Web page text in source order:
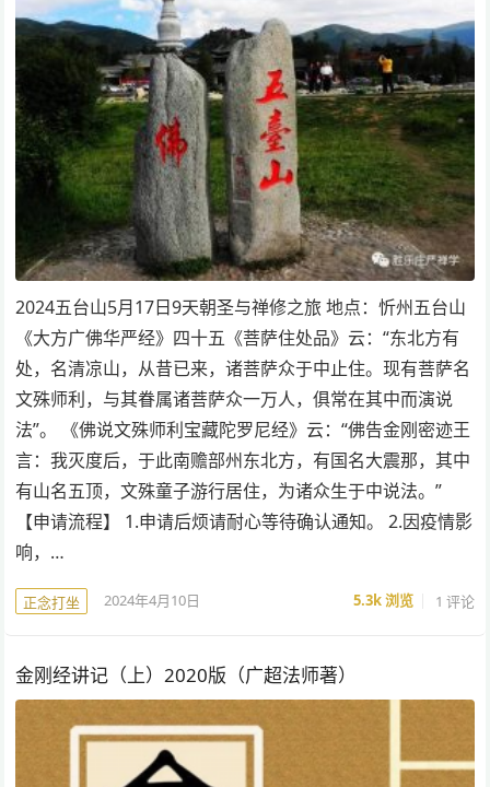
2024五台山5月17日9天朝圣与禅修之旅 地点：忻州五台山
《大方广佛华严经》四十五《菩萨住处品》云：“东北方有
处，名清凉山，从昔已来，诸菩萨众于中止住。现有菩萨名
文殊师利，与其眷属诸菩萨众一万人，俱常在其中而演说
法”。 《佛说文殊师利宝藏陀罗尼经》云：“佛告金刚密迹王
言：我灭度后，于此南赡部州东北方，有国名大震那，其中
有山名五顶，文殊童子游行居住，为诸众生于中说法。”
【申请流程】 1.申请后烦请耐心等待确认通知。 2.因疫情影
响，…
正念打坐 2024年4月10日 5.3k浏览 1 评论
金刚经讲记（上）2020版（广超法师著）